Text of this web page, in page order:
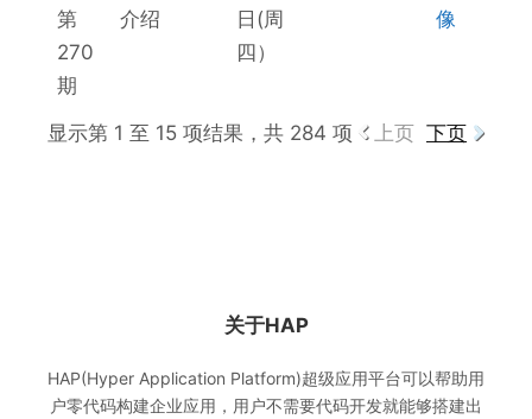
第
270
期
介绍
日(周
四）
像
显示第 1 至 15 项结果，共 284 项 上页 下页
关于HAP
HAP(Hyper Application Platform)超级应用平台可以帮助用
户零代码构建企业应用，用户不需要代码开发就能够搭建出